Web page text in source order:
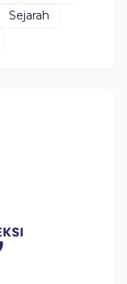
Sejarah